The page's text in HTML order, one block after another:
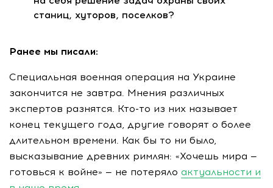
станиц, хуторов, поселков?
Ранее мы писали:
Специальная военная операция на Украине
закончится не завтра. Мнения различных
экспертов разнятся. Кто-то из них называет
конец текущего года, другие говорят о более
длительном времени. Как бы то ни было,
высказывание древних римлян: «Хочешь мира —
готовься к войне» — не потеряло актуальности и